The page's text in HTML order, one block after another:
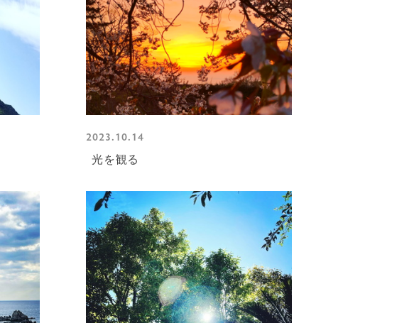
2023.10.14
光を観る